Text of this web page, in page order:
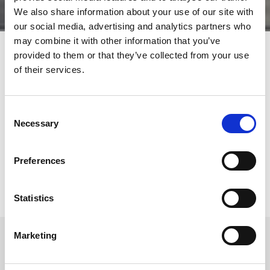
We also share information about your use of our site with
our social media, advertising and analytics partners who
may combine it with other information that you’ve
provided to them or that they’ve collected from your use
of their services.
Selection
Necessary
Preferences
Statistics
Marketing
AMADA propose des solutions sur mesure pour un traitement
toutes les technologies : découpe laser, poinçonnage, machine
compléter la gamme de solutions, AMADA propose également
des options d'automatisation, conçues pour optimiser votre
clients, AMADA est en mesure de vous aider à choisir la bonne
solution pour tous vos besoins de production.
Machine De Découpe Laser